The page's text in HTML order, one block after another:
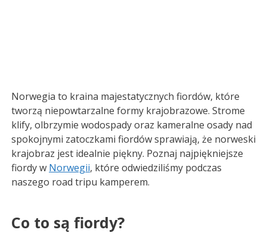
Norwegia to kraina majestatycznych fiordów, które
tworzą niepowtarzalne formy krajobrazowe. Strome
klify, olbrzymie wodospady oraz kameralne osady nad
spokojnymi zatoczkami fiordów sprawiają, że norweski
krajobraz jest idealnie piękny. Poznaj najpiękniejsze
fiordy w Norwegii, które odwiedziliśmy podczas
naszego road tripu kamperem.
Co to są fiordy?